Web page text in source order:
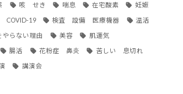
咳 せき 喘息 在宅酸素 妊娠
COVID-19 検査 設備 医療機器 温活
やらない理由 美容 肌運気
腸活 花粉症 鼻炎 苦しい 息切れ
講演会